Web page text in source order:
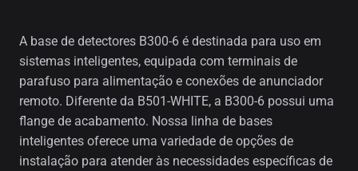
A base de detectores B300-6 é destinada para uso em
sistemas inteligentes, equipada com terminais de
parafuso para alimentação e conexões de anunciador
remoto. Diferente da B501-WHITE, a B300-6 possui uma
flange de acabamento. Nossa linha de bases
inteligentes oferece uma variedade de opções de
instalação para atender às necessidades específicas de